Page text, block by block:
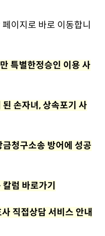
이지로 바로 이동합니
특별한정승인 이용 사
손자녀, 상속포기 사
청구소송 방어에 성공
럼 바로가기
직접상담 서비스 안내